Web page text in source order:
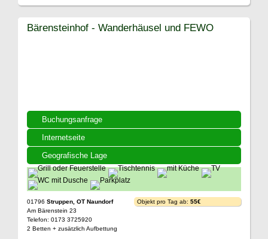
Buchungsanfrage
Internetseite
Geografische Lage
Bärensteinhof - Wanderhäusel und FEWO
01796 Struppen, OT Naundorf
Am Bärenstein 23
Telefon: 0173 3725920
2 Betten + zusätzlich Aufbettung
Objekt pro Tag ab: 55€